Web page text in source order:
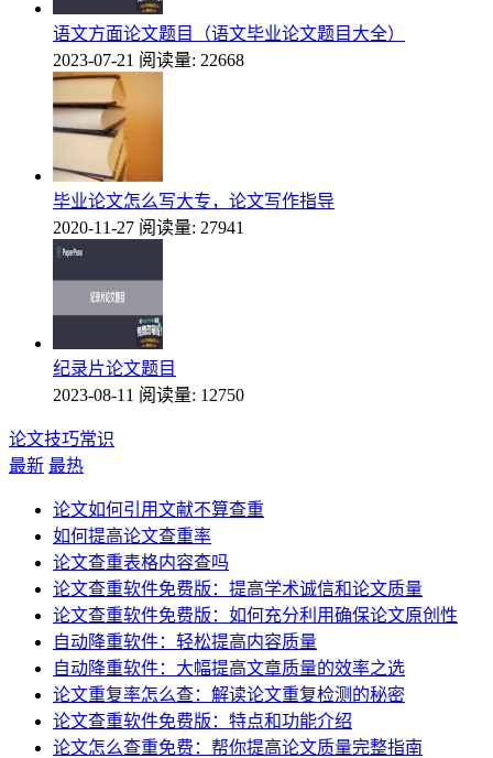
语文方面论文题目（语文毕业论文题目大全）
2023-07-21 阅读量: 22668
毕业论文怎么写大专，论文写作指导
2020-11-27 阅读量: 27941
纪录片论文题目
2023-08-11 阅读量: 12750
论文技巧常识
最新 最热
论文如何引用文献不算查重
如何提高论文查重率
论文查重表格内容查吗
论文查重软件免费版：提高学术诚信和论文质量
论文查重软件免费版：如何充分利用确保论文原创性
自动降重软件：轻松提高内容质量
自动降重软件：大幅提高文章质量的效率之选
论文重复率怎么查：解读论文重复检测的秘密
论文查重软件免费版：特点和功能介绍
论文怎么查重免费：帮你提高论文质量完整指南